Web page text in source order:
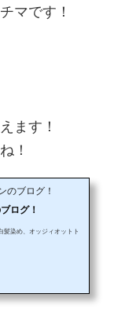
マです！
ます！
！
のブログ！
ログ！
髪染め、オッジィオットト